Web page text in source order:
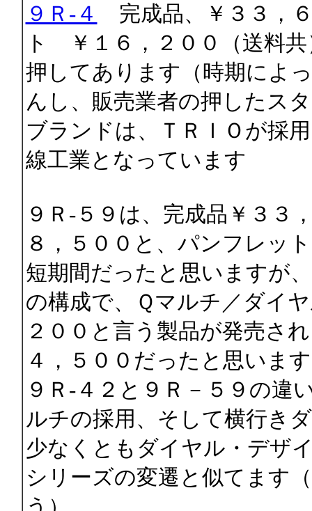
９Ｒ-４
完成品、￥３３，
ト ￥１６，２００（送料
押してあります（時期によ
んし、販売業者の押したス
ブランドは、ＴＲＩＯが採
線工業となっています
９Ｒ-５９は、完成品￥３
８，５００と、パンフレッ
短期間だったと思いますが
の構成で、Ｑマルチ／ダイ
２００と言う製品が発売さ
４，５００だったと思います
９Ｒ-４２と９Ｒ－５９の違
ルチの採用、そして横行き
少なくともダイヤル・デザ
シリーズの変遷と似てます